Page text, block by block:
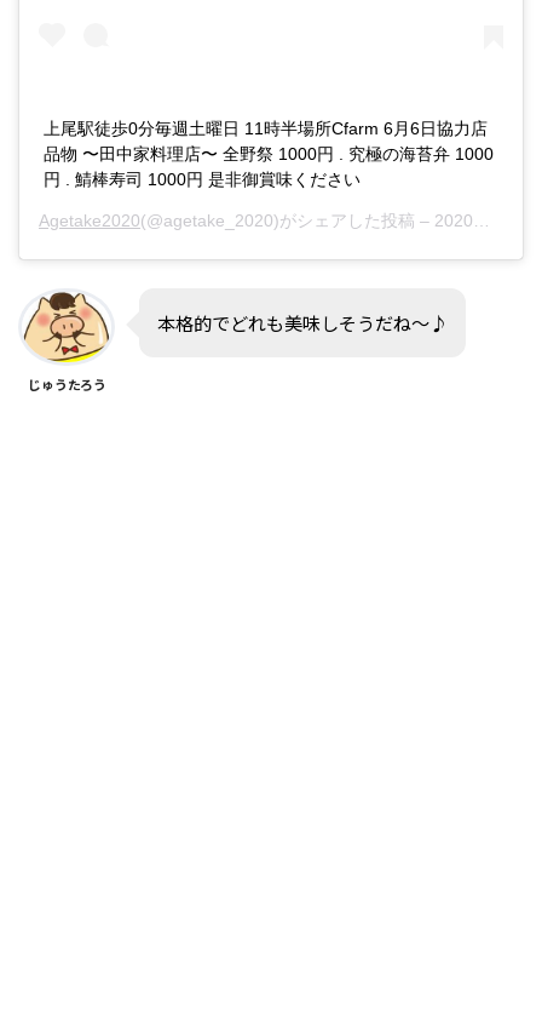
上尾駅徒歩0分毎週土曜日 11時半場所Cfarm 6月6日協力店
品物 〜田中家料理店〜 全野祭 1000円 . 究極の海苔弁 1000
円 . 鯖棒寿司 1000円 是非御賞味ください
Agetake2020(@agetake_2020)がシェアした投稿 – 2020年 6月月4日午前2時06分PDT
じゅうたろう
本格的でどれも美味しそうだね〜♪